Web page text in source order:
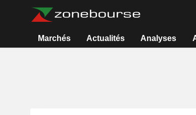
Marchés Actualités Analyses